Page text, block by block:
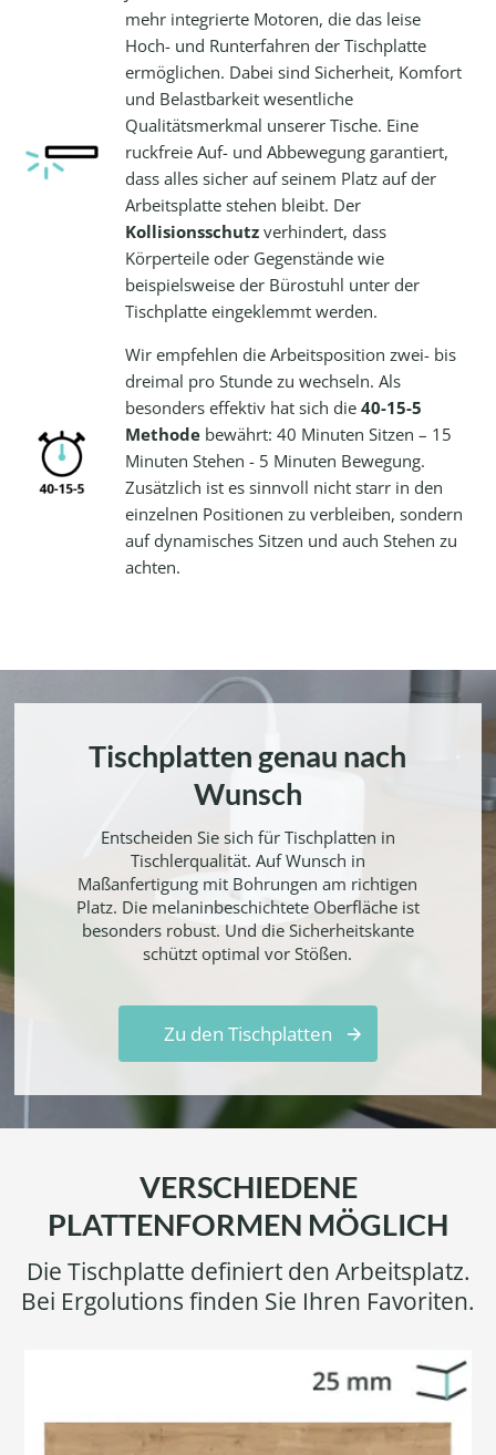
mehr integrierte Motoren, die das leise
Hoch- und Runterfahren der Tischplatte
ermöglichen. Dabei sind Sicherheit, Komfort
und Belastbarkeit wesentliche
Qualitätsmerkmal unserer Tische. Eine
ruckfreie Auf- und Abbewegung garantiert,
dass alles sicher auf seinem Platz auf der
Arbeitsplatte stehen bleibt. Der
Kollisionsschutz verhindert, dass
Körperteile oder Gegenstände wie
beispielsweise der Bürostuhl unter der
Tischplatte eingeklemmt werden.
Wir empfehlen die Arbeitsposition zwei- bis
dreimal pro Stunde zu wechseln. Als
besonders effektiv hat sich die40-15-5
Methode bewährt: 40 Minuten Sitzen – 15
Minuten Stehen - 5 Minuten Bewegung.
Zusätzlich ist es sinnvoll nicht starr in den
einzelnen Positionen zu verbleiben, sondern
auf dynamisches Sitzen und auch Stehen zu
achten.
Tischplatten genau nach
Wunsch
Entscheiden Sie sich für Tischplatten in
Tischlerqualität. Auf Wunsch in
Maßanfertigung mit Bohrungen am richtigen
Platz. Die melaninbeschichtete Oberfläche ist
besonders robust. Und die Sicherheitskante
schützt optimal vor Stößen.
Zu den Tischplatten
VERSCHIEDENE
PLATTENFORMEN MÖGLICH
Die Tischplatte definiert den Arbeitsplatz.
Bei Ergolutions finden Sie Ihren Favoriten.